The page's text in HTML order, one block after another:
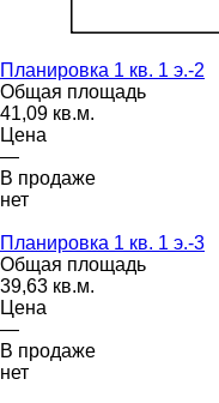
Планировка 1 кв. 1 э.-2
Общая площадь
41,09 кв.м.
Цена
—
В продаже
нет
Планировка 1 кв. 1 э.-3
Общая площадь
39,63 кв.м.
Цена
—
В продаже
нет